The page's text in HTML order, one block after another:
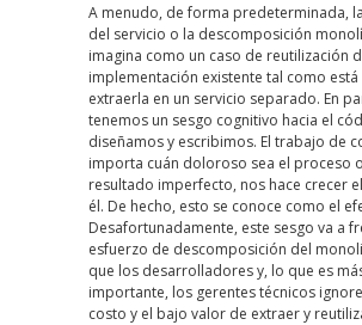
A menudo, de forma predeterminada,
del servicio o la descomposición
imagina como un caso de reutilización
implementación existente tal como está
extraerla en un servicio separado. En
tenemos un sesgo cognitivo hacia el
diseñamos y escribimos. El trabajo de
importa cuán doloroso sea el proceso
resultado imperfecto, nos hace crecer
él. De hecho, esto se conoce como el
Desafortunadamente, este sesgo va a
esfuerzo de descomposición del
que los desarrolladores y, lo que es
importante, los gerentes técnicos
costo y el bajo valor de extraer y